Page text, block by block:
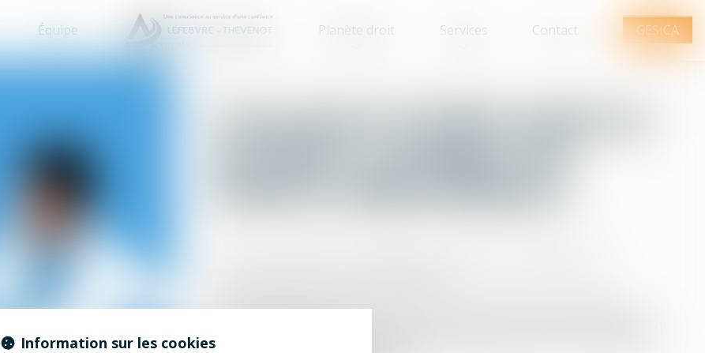
Équipe Planète droit Services Contact GESICA
Les erreurs à éviter après un
droits à indemnisation
Pourtant, beaucoup de victimes commettent des erreurs qui réduisent
réparation du préjudice corporel, vous accompagne pour éviter ces pièges
Information sur les cookies